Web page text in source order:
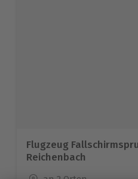
Flugzeug
Reichenbach